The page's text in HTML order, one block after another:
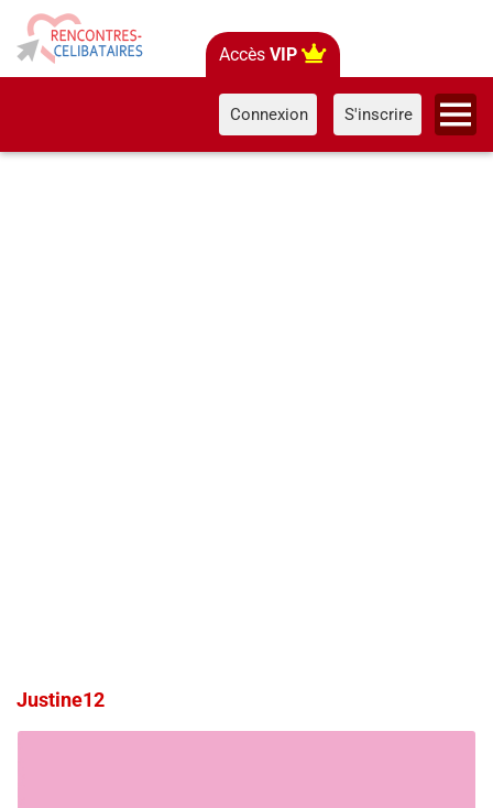
Accès VIP
Connexion S'inscrire
Justine12